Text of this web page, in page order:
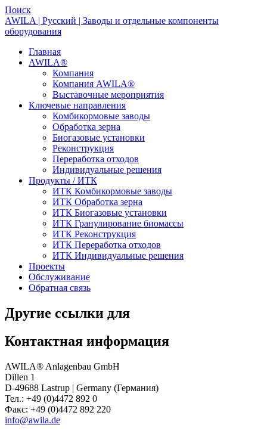
Поиск
AWILA | Русский | Заводы и отдельные компоненты
оборудования
Главная
AWILA®
Компания
Компания AWILA®
Выставочные мероприятия
Ключевые направления
Комбикормовые заводы
Обработка зерна
Биогазовые установки
Реконструкция
Переработка отходов
Индивидуальные решения
Продукты / ИТК
ИТК Комбикормовые заводы
ИТК Обработка зерна
ИТК Биогазовые установки
ИТК Гранулирование биомассы
ИТК Реконструкция
ИТК Переработка отходов
ИТК Индивидуальные решения
Проекты
Обслуживание
Обратная связь
Другие ссылки для
Контактная информация
AWILA® Anlagenbau GmbH
Dillen 1
D-49688 Lastrup | Germany (Германия)
Тел.: +49 (0)4472 892 0
Факс: +49 (0)4472 892 220
info@awila.de